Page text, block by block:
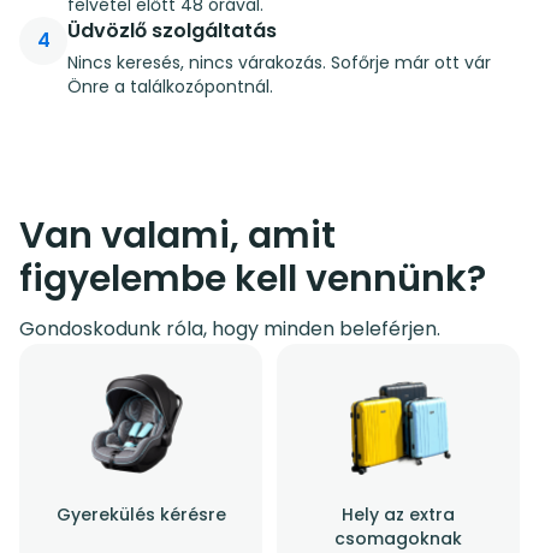
4 Üdvözlő szolgáltatás
Nincs keresés, nincs várakozás. Sofőrje már ott vár
Önre a találkozópontnál.
Van valami, amit
figyelembe kell vennünk?
Gondoskodunk róla, hogy minden beleférjen.
Gyerekülés kérésre
Hely az extra
csomagoknak